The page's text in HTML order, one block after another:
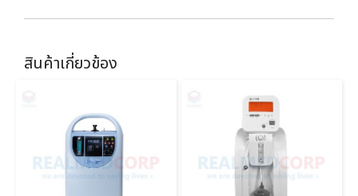
สินค้าเกี่ยวข้อง